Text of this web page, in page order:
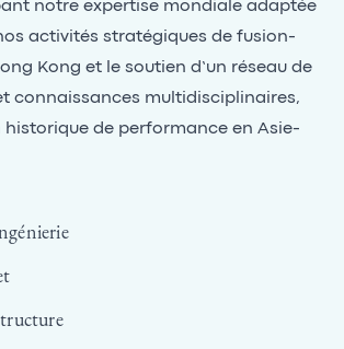
notre expertise mondiale adaptée
activités stratégiques de fusion-
Kong et le soutien d’un réseau de
connaissances multidisciplinaires,
historique de performance en Asie-